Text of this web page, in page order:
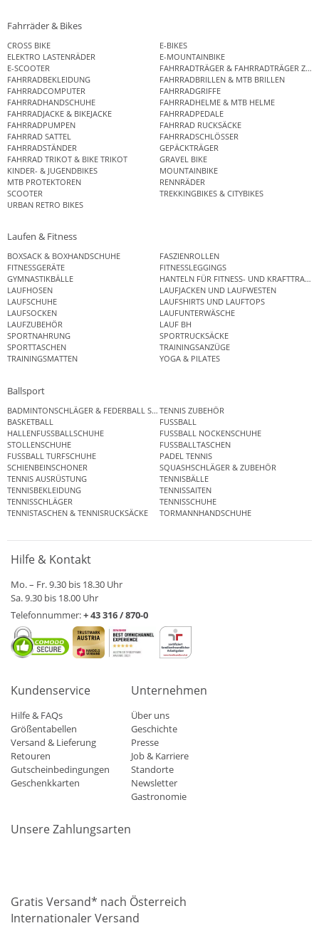
Fahrräder & Bikes
CROSS BIKE
E-BIKES
ELEKTRO LASTENRÄDER
E-MOUNTAINBIKE
E-SCOOTER
FAHRRADTRÄGER & FAHRRADTRÄGER
FAHRRADBEKLEIDUNG
FAHRRADBRILLEN & MTB BRILLEN
FAHRRADCOMPUTER
FAHRRADGRIFFE
FAHRRADHANDSCHUHE
FAHRRADHELME & MTB HELME
FAHRRADJACKE & BIKEJACKE
FAHRRADPEDALE
FAHRRADPUMPEN
FAHRRAD RUCKSÄCKE
FAHRRAD SATTEL
FAHRRADSCHLÖSSER
FAHRRADSTÄNDER
GEPÄCKTRÄGER
FAHRRAD TRIKOT & BIKE TRIKOT
GRAVEL BIKE
KINDER- & JUGENDBIKES
MOUNTAINBIKE
MTB PROTEKTOREN
RENNRÄDER
SCOOTER
TREKKINGBIKES & CITYBIKES
URBAN RETRO BIKES
Laufen & Fitness
BOXSACK & BOXHANDSCHUHE
FASZIENROLLEN
FITNESSGERÄTE
FITNESSLEGGINGS
GYMNASTIKBÄLLE
HANTELN FÜR FITNESS- UND
LAUFHOSEN
LAUFJACKEN UND LAUFWESTEN
LAUFSCHUHE
LAUFSHIRTS UND LAUFTOPS
LAUFSOCKEN
LAUFUNTERWÄSCHE
LAUFZUBEHÖR
LAUF BH
SPORTNAHRUNG
SPORTRUCKSÄCKE
SPORTTASCHEN
TRAININGSANZÜGE
TRAININGSMATTEN
YOGA & PILATES
Ballsport
BADMINTONSCHLÄGER & FEDERBALL SETSTENNIS ZUBEHÖR
BASKETBALL
FUSSBALL
HALLENFUSSBALLSCHUHE
FUSSBALL NOCKENSCHUHE
STOLLENSCHUHE
FUSSBALLTASCHEN
FUSSBALL TURFSCHUHE
PADEL TENNIS
SCHIENBEINSCHONER
SQUASHSCHLÄGER & ZUBEHÖR
TENNIS AUSRÜSTUNG
TENNISBÄLLE
TENNISBEKLEIDUNG
TENNISSAITEN
TENNISSCHLÄGER
TENNISSCHUHE
TENNISTASCHEN & TENNISRUCKSÄCKE
TORMANNHANDSCHUHE
Hilfe & Kontakt
Mo. – Fr. 9.30 bis 18.30 Uhr
Sa. 9.30 bis 18.00 Uhr
Telefonnummer:+ 43 316 / 870-0
Kundenservice
Hilfe & FAQs
Größentabellen
Versand & Lieferung
Retouren
Gutscheinbedingungen
Geschenkkarten
Unternehmen
Über uns
Geschichte
Presse
Job & Karriere
Standorte
Newsletter
Gastronomie
Unsere Zahlungsarten
Gratis Versand* nach Österreich
Internationaler Versand